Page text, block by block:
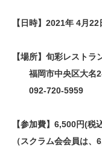
【日時】2021年 4月
【場所】旬彩レストラ
福岡市中央区大名2-
092-720-5959
【参加費】6,500円(税
（スクラム会会員は、